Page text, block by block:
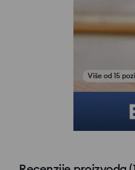
Više od 15
Pogledajte